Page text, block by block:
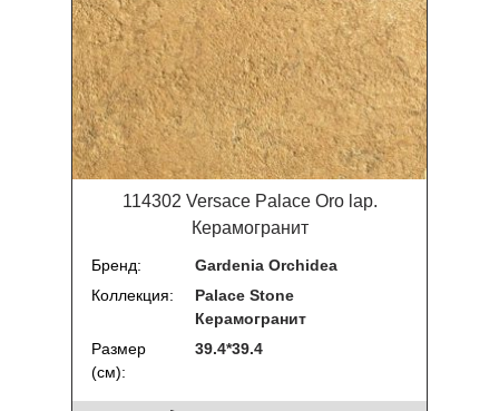
114302 Versace Palace Oro lap.
Керамогранит
Бренд
Gardenia Orchidea
Коллекция
Palace Stone
Керамогранит
Размер
(см)
39.4*39.4